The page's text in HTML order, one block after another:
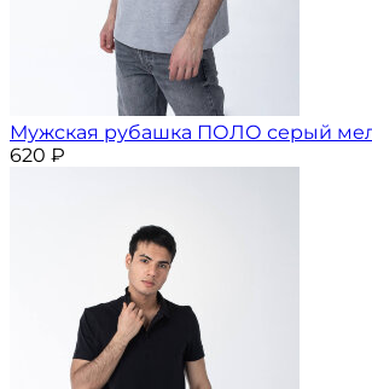
Мужская рубашка ПОЛО серый
620 ₽